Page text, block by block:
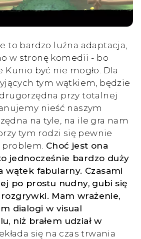
to bardzo luźna adaptacja,
w stronę komedii - bo
Kunio być nie mogło. Dla
tym wątkiem, będzie
przy totalnej
nieść naszym
na tyle, na ile gra nam
tym rodzi się pewnie
Choć jest ona
jednocześnie bardzo duży
wątek fabularny. Czasami
po prostu nudny, gubi się
Mam wrażenie,
dialogi w visual
niż brałem udział w
się na czas trwania